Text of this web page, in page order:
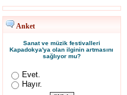
Anket
Sanat ve müzik festivalleri
Kapadokya'ya olan ilginin artmasını
sağlıyor mu?
Evet.
Hayır.